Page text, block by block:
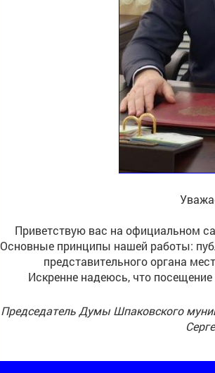
Приветствую вас на официальном
Основные принципы нашей работы:
представительного органа
Искренне надеюсь, что
Председатель Думы Шпаковского